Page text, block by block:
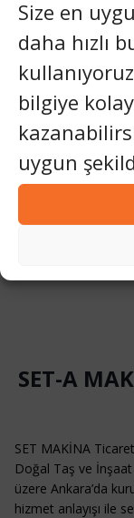
Size en
daha hızlı
bilgiye
uygun
Set Makina,
teşvik ederek
olmayı
belirlemeyi,
şekillendiren
yatırım yapmayı
SET-A
SET MAKİNA
Doğal Taş ve
üzere Ankara’da
hizmet anlayışı ile